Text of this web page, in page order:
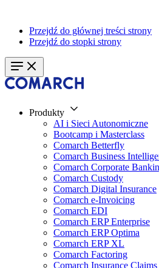
Przejdź do głównej treści strony
Przejdź do stopki strony
Produkty
AI i Sieci Autonomiczne
Bootcamp i Masterclass
Comarch Betterfly
Comarch Business
Comarch Corporate
Comarch Custody
Comarch Digital Insurance
Comarch e-Invoicing
Comarch EDI
Comarch ERP Enterprise
Comarch ERP Optima
Comarch ERP XL
Comarch Factoring
Comarch Insurance Claims